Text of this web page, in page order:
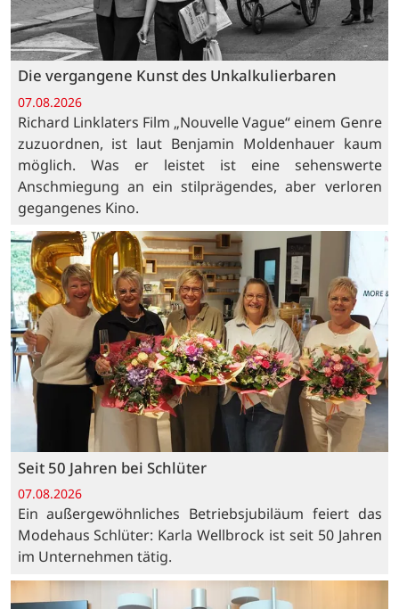
Die vergangene Kunst des Unkalkulierbaren
07.08.2026
Richard Linklaters Film „Nouvelle Vague“ einem Genre
zuzuordnen, ist laut Benjamin Moldenhauer kaum
möglich. Was er leistet ist eine sehenswerte
Anschmiegung an ein stilprägendes, aber verloren
gegangenes Kino.
Seit 50 Jahren bei Schlüter
07.08.2026
Ein außergewöhnliches Betriebsjubiläum feiert das
Modehaus Schlüter: Karla Wellbrock ist seit 50 Jahren
im Unternehmen tätig.